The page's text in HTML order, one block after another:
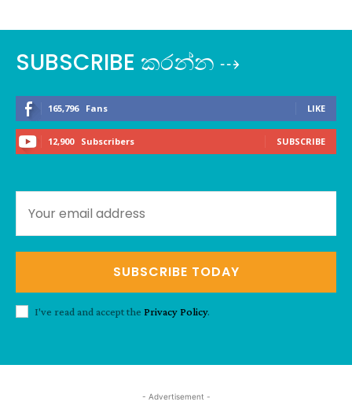
SUBSCRIBE කරන්න ⇢
165,796 Fans LIKE
12,900 Subscribers SUBSCRIBE
SUBSCRIBE TODAY
I've read and accept the Privacy Policy.
- Advertisement -